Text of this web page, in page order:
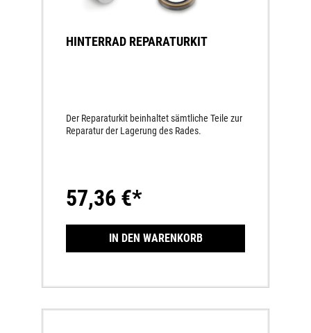
HINTERRAD REPARATURKIT
Der Reparaturkit beinhaltet sämtliche Teile zur
Reparatur der Lagerung des Rades.
57,36 €*
IN DEN WARENKORB